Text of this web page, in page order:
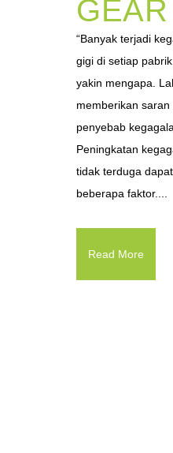
GEAR
“Banyak terjadi
gigi di setiap
yakin mengapa.
memberikan
penyebab
Peningkatan
tidak terduga
beberapa faktor....
Read More